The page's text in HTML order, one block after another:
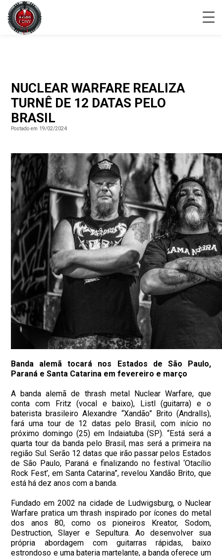
NUCLEAR WARFARE REALIZA
TURNÊ DE 12 DATAS PELO
BRASIL
Postado em 19/02/2024
Banda alemã tocará nos Estados de São Paulo,
Paraná e Santa Catarina em fevereiro e março
A banda alemã de thrash metal Nuclear Warfare, que
conta com Fritz (vocal e baixo), Listl (guitarra) e o
baterista brasileiro Alexandre “Xandão” Brito (Andralls),
fará uma tour de 12 datas pelo Brasil, com início no
próximo domingo (25) em Indaiatuba (SP). “Está será a
quarta tour da banda pelo Brasil, mas será a primeira na
região Sul. Serão 12 datas que irão passar pelos Estados
de São Paulo, Paraná e finalizando no festival ‘Otacílio
Rock Fest’, em Santa Catarina”, revelou Xandão Brito, que
está há dez anos com a banda.
Fundado em 2002 na cidade de Ludwigsburg, o Nuclear
Warfare pratica um thrash inspirado por ícones do metal
dos anos 80, como os pioneiros Kreator, Sodom,
Destruction, Slayer e Sepultura. Ao desenvolver sua
própria abordagem com guitarras rápidas, baixo
estrondoso e uma bateria martelante, a banda oferece um